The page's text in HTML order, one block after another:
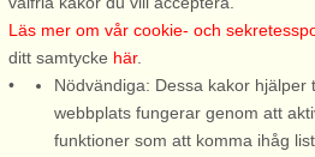
Välkommen till ett vackert hus
med underbar havsutsikt över
Östernäsfladen i Stockholms
Skärgård. Huset ligger högt
Läs mer om vår cookie- och
ditt samtycke här.
Nödvändiga: Dessa kakor hjälper
webbplats fungerar genom att
funktioner som att komma ihåg